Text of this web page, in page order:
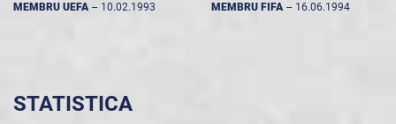
MEMBRU UEFA -- 10.02.1993 MEMBRU FIFA -- 16.06.1994
STATISTICA